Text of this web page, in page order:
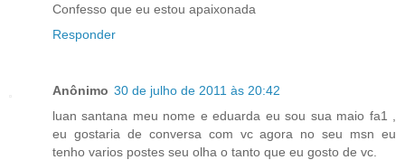
Confesso que eu estou apaixonada
Responder
Anônimo 30 de julho de 2011 às 20:42
luan santana meu nome e eduarda eu sou sua maio fa1 ,
eu gostaria de conversa com vc agora no seu msn eu
tenho varios postes seu olha o tanto que eu gosto de vc.